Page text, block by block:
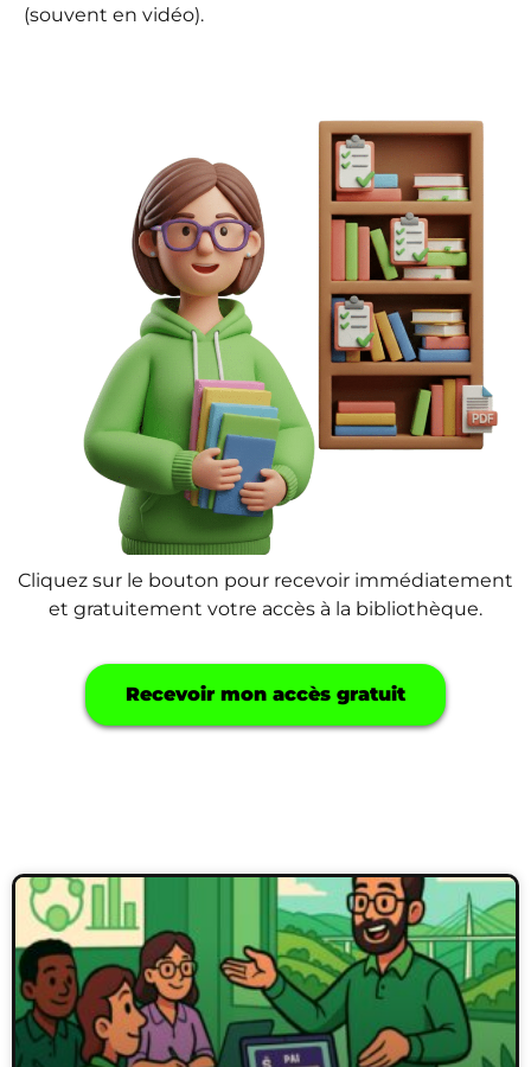
(souvent en vidéo).
Cliquez sur le bouton pour recevoir immédiatement
et gratuitement votre accès à la bibliothèque.
Recevoir mon accès gratuit